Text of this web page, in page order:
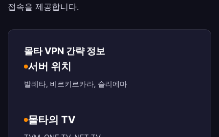
접속을 제공합니다.
몰타 VPN 간략 정보
서버 위치
발레타, 비르키르카라, 슬리에마
몰타의 TV